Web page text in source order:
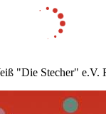
"Die Stecher" e.V.